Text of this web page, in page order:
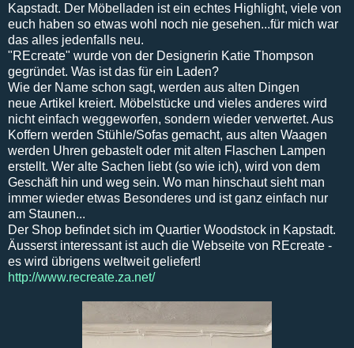
Kapstadt. Der Möbelladen ist ein echtes Highlight, viele von
euch haben so etwas wohl noch nie gesehen...für mich war
das alles jedenfalls neu.
"REcreate" wurde von der Designerin Katie Thompson
gegründet. Was ist das für ein Laden?
Wie der Name schon sagt, werden aus alten Dingen
neue Artikel kreiert. Möbelstücke und vieles anderes wird
nicht einfach weggeworfen, sondern wieder verwertet. Aus
Koffern werden Stühle/Sofas gemacht, aus alten Waagen
werden Uhren gebastelt oder mit alten Flaschen Lampen
erstellt. Wer alte Sachen liebt (so wie ich), wird von dem
Geschäft hin und weg sein. Wo man hinschaut sieht man
immer wieder etwas Besonderes und ist ganz einfach nur
am Staunen...
Der Shop befindet sich im Quartier Woodstock in Kapstadt.
Äusserst interessant ist auch die Webseite von REcreate -
es wird übrigens weltweit geliefert!
http://www.recreate.za.net/